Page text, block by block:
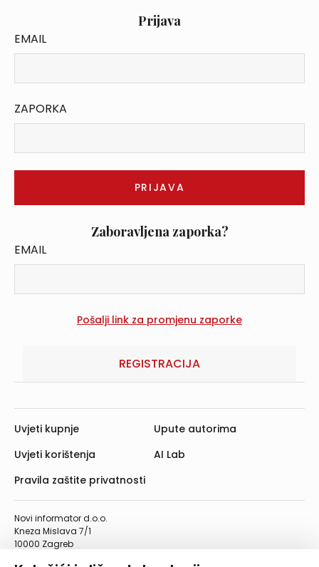
Prijava
EMAIL
ZAPORKA
Zaboravljena zaporka?
EMAIL
REGISTRACIJA
Novi informator d.o.o.
Kneza Mislava 7/1
10000 Zagreb
Uvjeti kupnje
Uvjeti korištenja
Pravila zaštite privatnosti
Upute autorima
AI Lab